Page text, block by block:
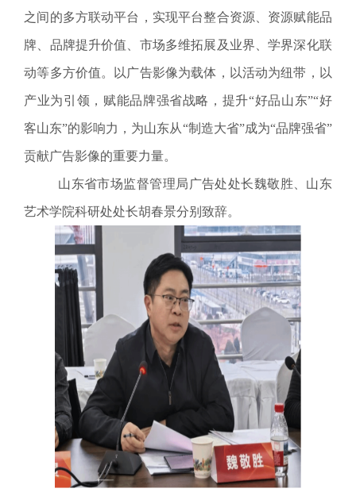
之间的多方联动平台，实现平台整合资源、资源赋能品
牌、品牌提升价值、市场多维拓展及业界、学界深化联
动等多方价值。以广告影像为载体，以活动为纽带，以
产业为引领，赋能品牌强省战略，提升“好品山东”“好
客山东”的影响力，为山东从“制造大省”成为“品牌强省”
贡献广告影像的重要力量。
山东省市场监督管理局广告处处长魏敬胜、山东
艺术学院科研处处长胡春景分别致辞。